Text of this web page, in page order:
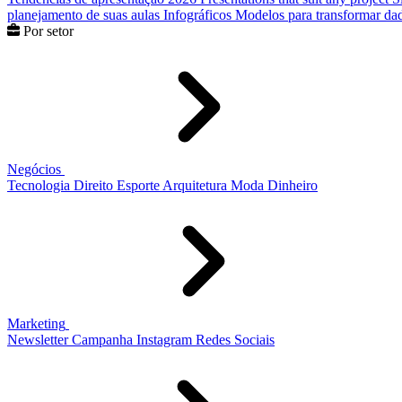
planejamento de suas aulas Infográficos Modelos para transformar
Por setor
Negócios
Tecnologia Direito Esporte Arquitetura Moda Dinheiro
Marketing
Newsletter Campanha Instagram Redes Sociais